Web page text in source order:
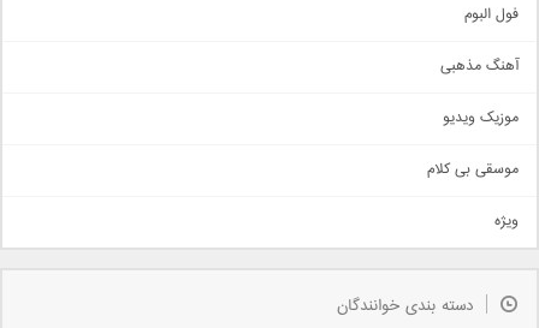
اجتماعی
حماسی
سنتی
اهنگ بندرعباسی
دمو
مذهبی
جدیدترین ها
فول البوم
آهنگ مذهبی
موزیک ویدیو
موسقی بی کلام
ویژه
دسته بندی خوانندگان